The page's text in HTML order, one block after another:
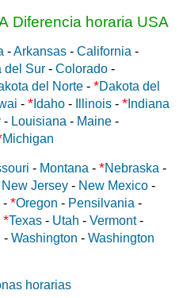
Diferencia horaria USA
-Arkansas - California -
del Sur - Colorado -
del Norte - *Dakota del
- * Idaho - Illinois - * Indiana
- Louisiana - Maine -
Michigan
- Montana - *Nebraska -
New Jersey - New Mexico -
- *Oregon - Pensilvania -
*Texas - Utah - Vermont-
- Washington - Washington
horarias